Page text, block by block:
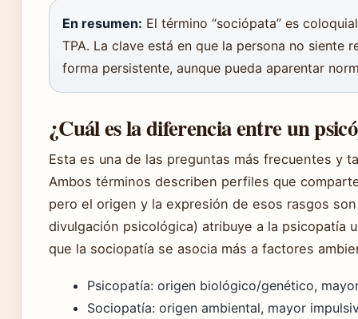
En resumen: El término “sociópata” es
TPA. La clave está en que la persona no siente
forma persistente, aunque pueda aparentar
¿Cuál es la diferencia entre un
Esta es una de las preguntas más frecuentes y
Ambos términos describen perfiles que
pero el origen y la expresión de esos rasgos
divulgación psicológica) atribuye a la psicopatía
que la sociopatía se asocia más a factores
Psicopatía: origen biológico/genético,
Sociopatía: origen ambiental, mayor